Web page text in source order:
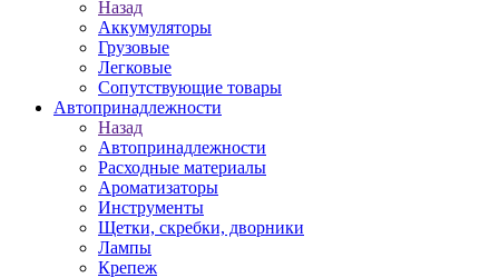
Назад
Аккумуляторы
Грузовые
Легковые
Сопутствующие товары
Автопринадлежности
Назад
Автопринадлежности
Расходные материалы
Ароматизаторы
Инструменты
Щетки, скребки, дворники
Лампы
Крепеж